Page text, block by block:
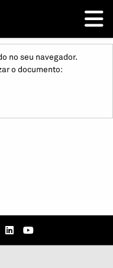
no seu navegador.
o documento: